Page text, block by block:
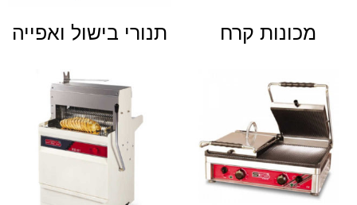
מכונות קרח תנורי בישול ואפייה